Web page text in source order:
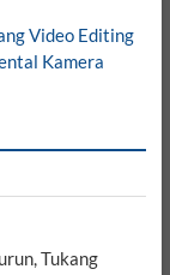
Video Editing
Kamera
Tukang